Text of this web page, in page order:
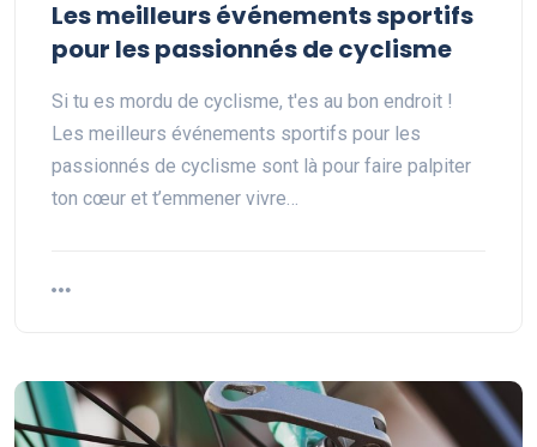
Les meilleurs événements sportifs
pour les passionnés de cyclisme
Si tu es mordu de cyclisme, t'es au bon endroit !
Les meilleurs événements sportifs pour les
passionnés de cyclisme sont là pour faire palpiter
ton cœur et t’emmener vivre…